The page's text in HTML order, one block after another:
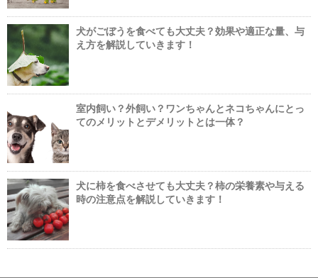
犬がごぼうを食べても大丈夫？効果や適正な量、与
え方を解説していきます！
室内飼い？外飼い？ワンちゃんとネコちゃんにとっ
てのメリットとデメリットとは一体？
犬に柿を食べさせても大丈夫？柿の栄養素や与える
時の注意点を解説していきます！